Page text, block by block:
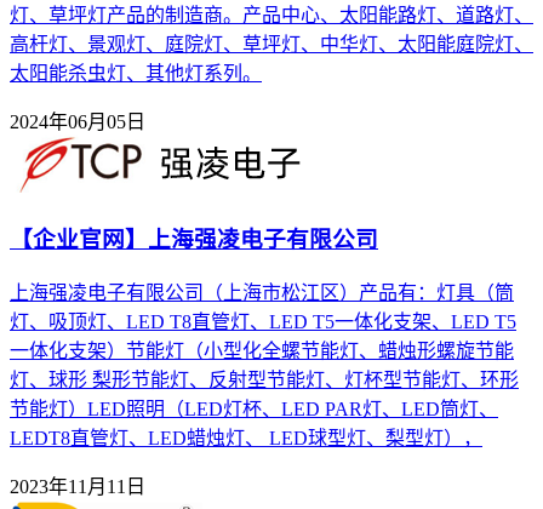
灯、草坪灯产品的制造商。产品中心、太阳能路灯、道路灯、
高杆灯、景观灯、庭院灯、草坪灯、中华灯、太阳能庭院灯、
太阳能杀虫灯、其他灯系列。
2024年06月05日
【企业官网】上海强凌电子有限公司
上海强凌电子有限公司（上海市松江区）产品有：灯具（筒
灯、吸顶灯、LED T8直管灯、LED T5一体化支架、LED T5
一体化支架）节能灯（小型化全螺节能灯、蜡烛形螺旋节能
灯、球形 梨形节能灯、反射型节能灯、灯杯型节能灯、环形
节能灯）LED照明（LED灯杯、LED PAR灯、LED筒灯、
LEDT8直管灯、LED蜡烛灯、 LED球型灯、梨型灯），
2023年11月11日